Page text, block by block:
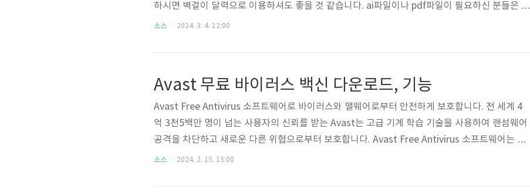
하시면 벽걸이 달력으로 이용하셔도 좋을 것 같습니다. ai파일이나 pdf파일이 필요하신 분들은 아
래를 통해 이용해 주십시오. 목차 2025년 월별 달력 ai파일, pdf파일 2025년 달력을 A4사이즈에
소스 2024. 3. 4. 12:00
Avast 무료 바이러스 백신 다운로드, 기능
Avast Free Antivirus 소프트웨어로 바이러스와 맬웨어로부터 안전하게 보호합니다. 전 세계 4
억 3천5백만 명이 넘는 사용자의 신뢰를 받는 Avast는 고급 기계 학습 기술을 사용하여 랜섬웨어
공격을 차단하고 새로운 다른 위협으로부터 보호합니다. Avast Free Antivirus 소프트웨어는 바
이러스, 애드웨어, 스파이웨어, 트로이목마 등을 비롯한 모든 종류의 맬웨어를 제거하고 발견하며
소스 2024. 2. 15. 15:00